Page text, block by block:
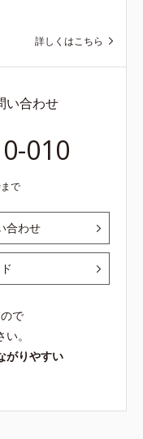
詳しくはこちら
い合わせ
010
で
合わせ
で
。
がりやすい